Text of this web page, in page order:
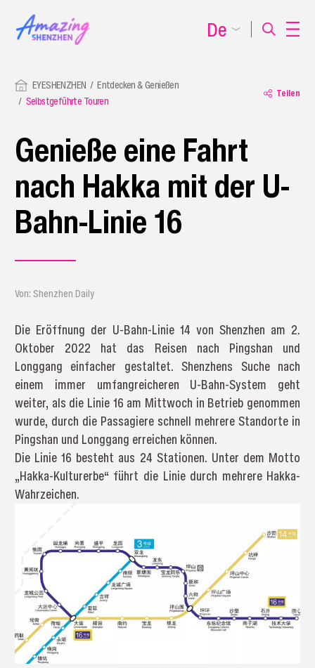
EYESHENZHEN
Entdecken & Genießen
Selbstgeführte Touren
Teilen
Genieße eine Fahrt
nach Hakka mit der U-
Bahn-Linie 16
Von: Shenzhen Daily
Die Eröffnung der U-Bahn-Linie 14 von Shenzhen am 2.
Oktober 2022 hat das Reisen nach Pingshan und
Longgang einfacher gestaltet. Shenzhens Suche nach
einem immer umfangreicheren U-Bahn-System geht
weiter, als die Linie 16 am Mittwoch in Betrieb genommen
wurde, durch die Passagiere schnell mehrere Standorte in
Pingshan und Longgang erreichen können.
Die Linie 16 besteht aus 24 Stationen. Unter dem Motto
„Hakka-Kulturerbe“ führt die Linie durch mehrere Hakka-
Wahrzeichen.
De